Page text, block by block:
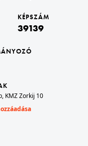
KÉPSZÁM
39139
, KMZ Zorkij 10